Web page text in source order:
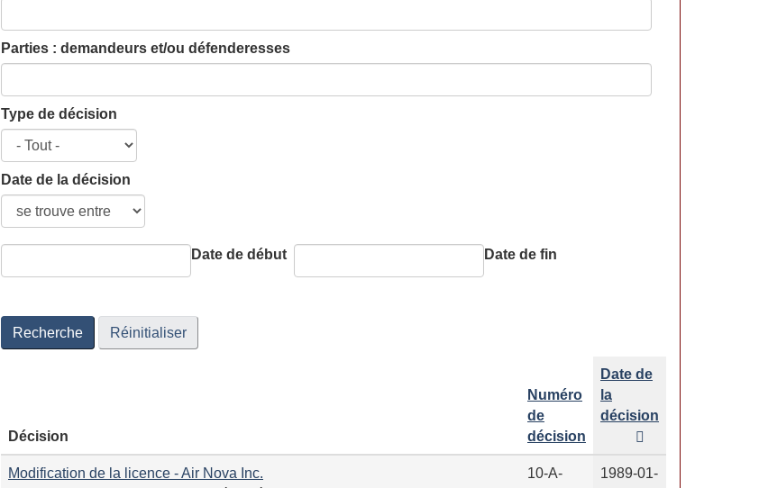
Parties : demandeurs et/ou défenderesses
Type de décision
Date de la décision
Date de début Date de fin
Recherche Réinitialiser
Décision
Numéro
de
décision
Date de
la
décision
Modification de la licence - Air Nova Inc.
10-A-
1989-01-